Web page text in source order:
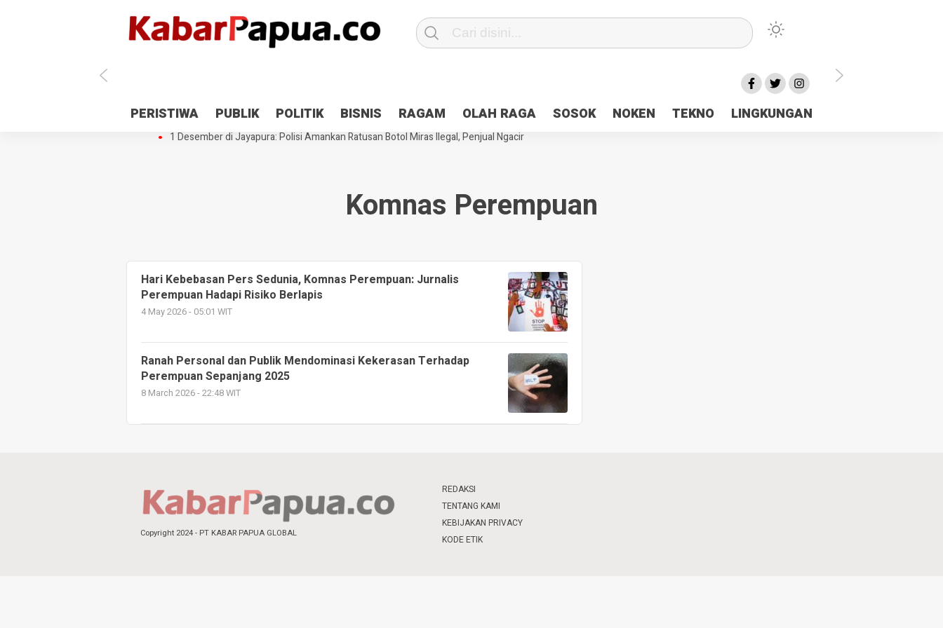
PERISTIWA PUBLIK POLITIK BISNIS RAGAM OLAH RAGA SOSOK NOKEN TEKNO LINGKUNGAN
Antisipasi 1 Desember, TNI Polri Patroli 2×24 jam di Kota Jayapura
Pesan Sejuk Polri di Deklarasi Pemilu Ceria Tanah Papua
Gedung Perpustakaan SMPN 5 Sentani Terbakar
Hibah Pilkada Jayapura Cair 10 Persen, Deposit Kas Daerah Rp23 Miliar Disorot
1 Desember di Jayapura: Polisi Amankan Ratusan Botol Miras Ilegal, Penjual Ngacir
Komnas Perempuan
Hari Kebebasan Pers Sedunia, Komnas Perempuan: Jurnalis
Perempuan Hadapi Risiko Berlapis
4 May 2026 - 05:01 WIT
Ranah Personal dan Publik Mendominasi Kekerasan Terhadap
Perempuan Sepanjang 2025
8 March 2026 - 22:48 WIT
Copyright 2024 - PT KABAR PAPUA GLOBAL
REDAKSI
TENTANG KAMI
KEBIJAKAN PRIVACY
KODE ETIK